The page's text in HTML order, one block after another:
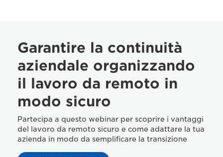
Garantire la continuità
aziendale organizzando
il lavoro da remoto in
modo sicuro
Partecipa a questo webinar per scoprire i vantaggi
del lavoro da remoto sicuro e come adattare la tua
azienda in modo da semplificare la transizione